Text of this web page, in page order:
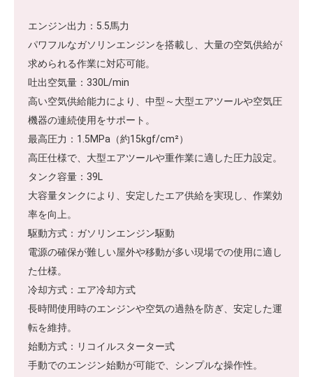
エンジン出力：5.5馬力
パワフルなガソリンエンジンを搭載し、大量の空気供給が
求められる作業に対応可能。
吐出空気量：330L/min
高い空気供給能力により、中型～大型エアツールや空気圧
機器の連続使用をサポート。
最高圧力：1.5MPa（約15kgf/cm²）
高圧仕様で、大型エアツールや重作業に適した圧力設定。
タンク容量：39L
大容量タンクにより、安定したエア供給を実現し、作業効
率を向上。
駆動方式：ガソリンエンジン駆動
電源の確保が難しい屋外や移動が多い現場での使用に適し
た仕様。
冷却方式：エア冷却方式
長時間使用時のエンジンや空気の過熱を防ぎ、安定した運
転を維持。
始動方式：リコイルスターター式
手動でのエンジン始動が可能で、シンプルな操作性。